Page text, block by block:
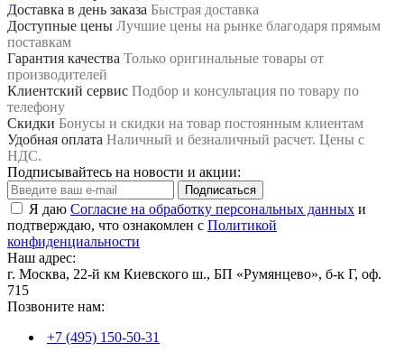
Доставка в день заказа Быстрая доставка
Доступные цены Лучшие цены на рынке благодаря прямым
поставкам
Гарантия качества Только оригинальные товары от
производителей
Клиентский сервис Подбор и консультация по товару по
телефону
Скидки Бонусы и скидки на товар постоянным клиентам
Удобная оплата Наличный и безналичный расчет. Цены с
НДС.
Подписывайтесь на новости и акции:
Подписаться
Я даю Согласие на обработку персональных данных и
подтверждаю, что ознакомлен с Политикой
конфиденциальности
Наш адрес:
г. Москва, 22-й км Киевского ш., БП «Румянцево», б-к Г, оф.
715
Позвоните нам:
+7 (495) 150-50-31